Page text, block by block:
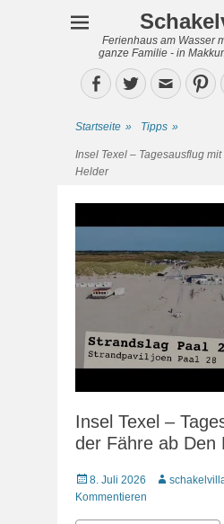
Ferienhaus am Wasser
ganze Familie - in
Facebook
TwitterEmail
Startseite » Tipps »
Insel Texel – Tagesausflug
Helder
Insel Texel –
der Fähre ab Den
Veröffentlicht
am
8. Juli 2026 Autor
Kommentieren